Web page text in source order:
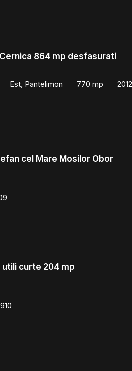
864 mp desfasurati
Est, Pantelimon 770 mp 2012
cel Mare Mosilor Obor
utili curte 204 mp